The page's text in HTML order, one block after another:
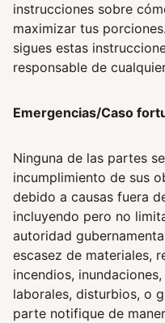
instrucciones sobre
maximizar tus
sigues estas
responsable de
Emergencias/Caso
Ninguna de las partes
incumplimiento de sus
debido a causas fuera
incluyendo pero no
autoridad
escasez de materiales,
incendios,
laborales, disturbios, o
parte notifique de